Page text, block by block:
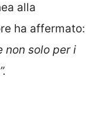
alla
ha affermato:
non solo per i